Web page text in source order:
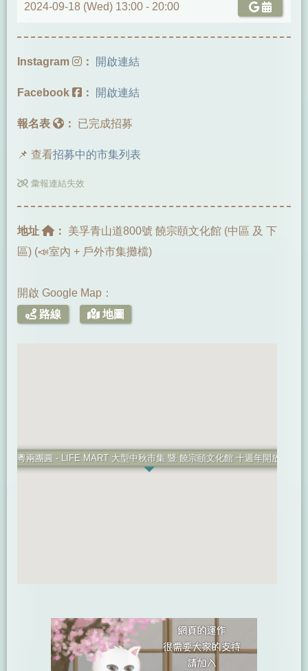
2024-09-18 (Wed) 13:00 - 20:00
Instagram ： 開啟連結
Facebook ： 開啟連結
報名表 ： 已完成招募
📌 查看招募中的市集列表
彙報連結失效
地址 ：
美孚青山道800號 饒宗頤文化館 (中區 及 下
區) (📣室內 + 戶外市集攤檔)
開啟 Google Map：
路線
地圖
人粵兩團圓 - LIFE MART 大型中秋市集 暨 饒宗頤文化館 十週年開放日